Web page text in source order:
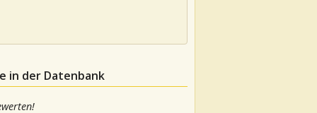
in der Datenbank